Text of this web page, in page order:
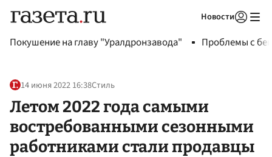
Новости
Покушение на главу "Уралдронзавода" Проблемы с
14 июня 2022 16:38Стиль
Летом 2022 года самыми
востребованными сезонными
работниками стали продавцы